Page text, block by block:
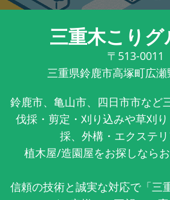
三重木こり
〒513-0011
三重県鈴鹿市高塚町広
鈴鹿市、亀山市、四日市市など
伐採・剪定・刈り込みや草刈
採、外構・エクステ
植木屋/造園屋をお探しなら
信頼の技術と誠実な対応で「三